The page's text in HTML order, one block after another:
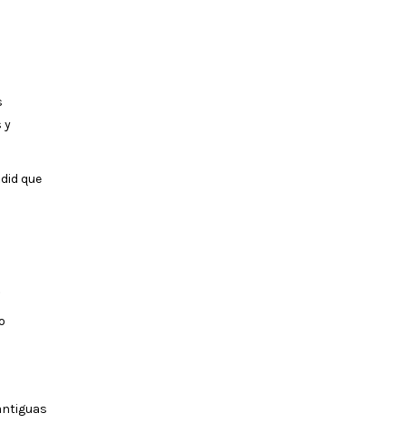
y
que